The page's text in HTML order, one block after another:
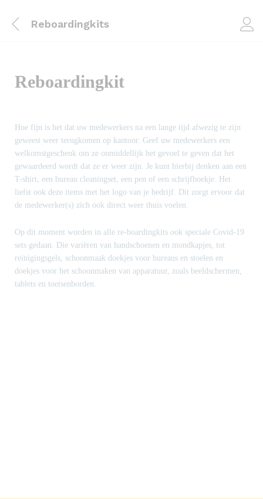
Reboardingkits
Reboardingkit
Hoe fijn is het dat uw medewerkers na een lange tijd afwezig te zijn
geweest weer terugkomen op kantoor. Geef uw medewerkers een
welkomstgeschenk om ze onmiddellijk het gevoel te geven dat het
gewaardeerd wordt dat ze er weer zijn. Je kunt hierbij denken aan een
T-shirt, een bureau cleaningset, een pen of een schrijfboekje. Het
liefst ook deze items met het logo van je bedrijf. Dit zorgt ervoor dat
de medewerker(s) zich ook direct weer thuis voelen.
Op dit moment worden in alle re-boardingkits ook speciale Covid-19
sets gedaan. Die variëren van handschoenen en mondkapjes, tot
reinigingsgels, schoonmaak doekjes voor bureaus en stoelen en
doekjes voor het schoonmaken van apparatuur, zoals beeldschermen,
tablets en toetsenborden.